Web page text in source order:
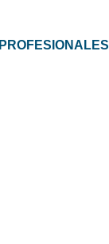
PROFESIONALES